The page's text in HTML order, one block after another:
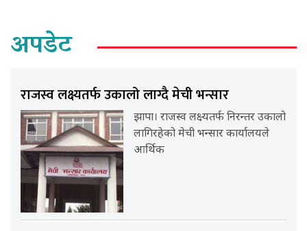
अपडेट
राजस्व लक्ष्यतर्फ उकालो लाग्दै मेची भन्सार
झापा। राजस्व लक्ष्यतर्फ निरन्तर उकालो
लागिरहेको मेची भन्सार कार्यालयले
आर्थिक